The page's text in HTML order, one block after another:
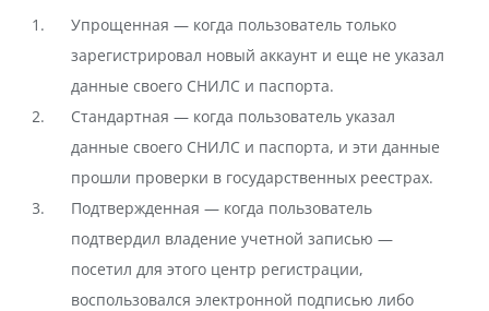
Упрощенная — когда пользователь только
зарегистрировал новый аккаунт и еще не указал
данные своего СНИЛС и паспорта.
Стандартная — когда пользователь указал
данные своего СНИЛС и паспорта, и эти данные
прошли проверки в государственных реестрах.
Подтвержденная — когда пользователь
подтвердил владение учетной записью —
посетил для этого центр регистрации,
воспользовался электронной подписью либо